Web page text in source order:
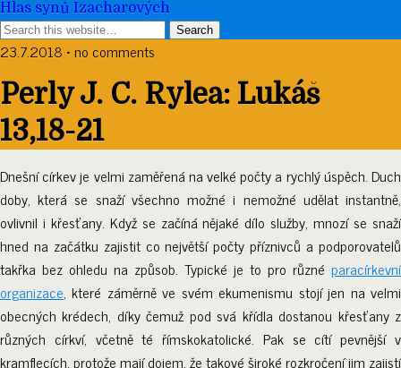
Hlas synů Izacharových
23.7.2018 • no comments
Perly J. C. Rylea: Lukáš
13,18-21
Dnešní církev je velmi zaměřená na velké počty a rychlý úspěch. Duch
doby, která se snaží všechno možné i nemožné udělat instantně,
ovlivnil i křesťany. Když se začíná nějaké dílo služby, mnozí se snaží
hned na začátku zajistit co největší počty příznivců a podporovatelů
takřka bez ohledu na způsob. Typické je to pro různé paracírkevní
organizace, které záměrně ve svém ekumenismu stojí jen na velmi
obecných krédech, díky čemuž pod svá křídla dostanou křesťany z
různých církví, včetně té římskokatolické. Pak se cítí pevnější v
kramflecích, protože mají dojem, že takové široké rozkročení jim zajistí